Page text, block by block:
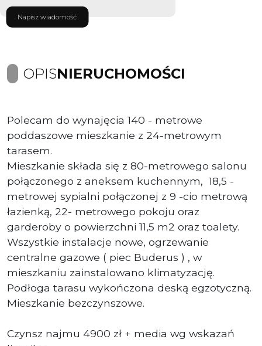
Napisz wiadomość
OPISNIERUCHOMOŚCI
Polecam do wynajęcia 140 - metrowe
poddaszowe mieszkanie z 24-metrowym
tarasem.
Mieszkanie składa się z 80-metrowego salonu
połączonego z aneksem kuchennym, 18,5 -
metrowej sypialni połączonej z 9 -cio metrową
łazienką, 22- metrowego pokoju oraz
garderoby o powierzchni 11,5 m2 oraz toalety.
Wszystkie instalacje nowe, ogrzewanie
centralne gazowe ( piec Buderus ) , w
mieszkaniu zainstalowano klimatyzację.
Podłoga tarasu wykończona deską egzotyczną.
Mieszkanie bezczynszowe.
Czynsz najmu 4900 zł + media wg wskazań